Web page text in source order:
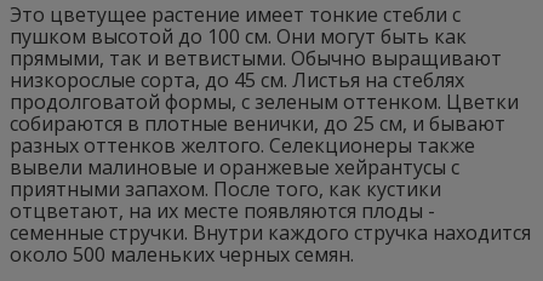
Это цветущее растение имеет тонкие стебли с
пушком высотой до 100 см. Они могут быть как
прямыми, так и ветвистыми. Обычно выращивают
низкорослые сорта, до 45 см. Листья на стеблях
продолговатой формы, с зеленым оттенком. Цветки
собираются в плотные венички, до 25 см, и бывают
разных оттенков желтого. Селекционеры также
вывели малиновые и оранжевые хейрантусы с
приятными запахом. После того, как кустики
отцветают, на их месте появляются плоды -
семенные стручки. Внутри каждого стручка находится
около 500 маленьких черных семян.